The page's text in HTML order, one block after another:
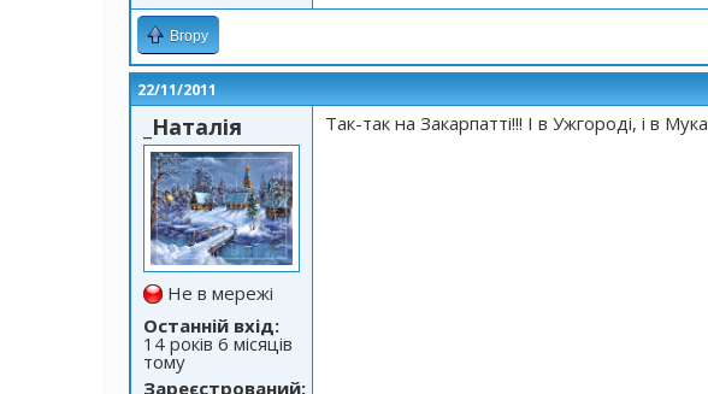
Вгору
22/11/2011
_Наталія
Не в мережі
Останній вхід:
14 років 6 місяців
тому
Зареєстрований:
Так-так на Закарпатті!!! І в Ужгороді, і в